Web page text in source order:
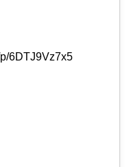
6DTJ9Vz7x5